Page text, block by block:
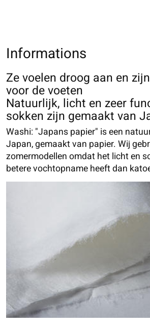
Informations
Ze voelen droog aan en
voor de voeten
Natuurlijk, licht en zeer
sokken zijn gemaakt van
Washi: "Japans papier" is een
Japan, gemaakt van papier. Wij
zomermodellen omdat het licht en
betere vochtopname heeft dan